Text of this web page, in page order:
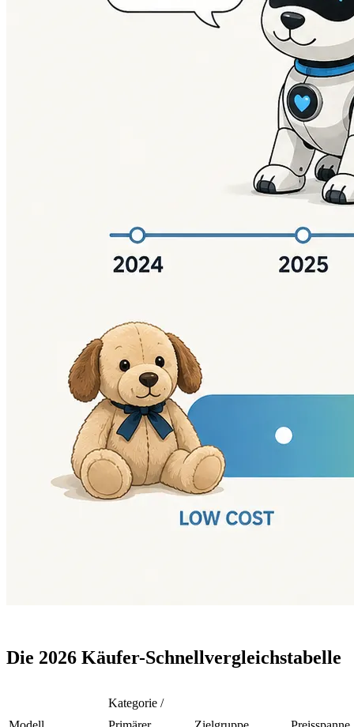
Die 2026 Käufer-Schnellvergleichstabelle
Kategorie /